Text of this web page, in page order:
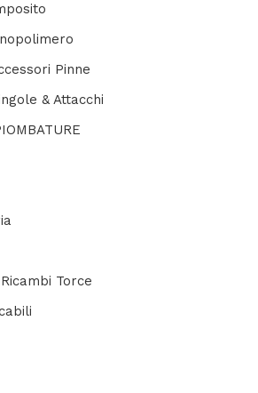
Pinne
& Attacchi
Torce